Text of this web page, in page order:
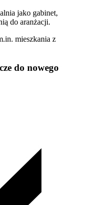
jako gabinet,
do aranżacji.
mieszkania z
do nowego